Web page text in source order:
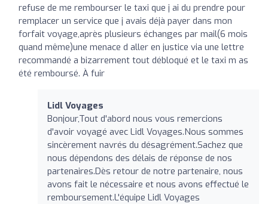
refuse de me rembourser le taxi que j ai du prendre pour
remplacer un service que j avais déjà payer dans mon
forfait voyage,après plusieurs échanges par mail(6 mois
quand même)une menace d aller en justice via une lettre
recommandé a bizarrement tout débloqué et le taxi m as
été remboursé. À fuir
Lidl Voyages
Bonjour,Tout d'abord nous vous remercions
d'avoir voyagé avec Lidl Voyages.Nous sommes
sincèrement navrés du désagrément.Sachez que
nous dépendons des délais de réponse de nos
partenaires.Dès retour de notre partenaire, nous
avons fait le nécessaire et nous avons effectué le
remboursement.L'équipe Lidl Voyages